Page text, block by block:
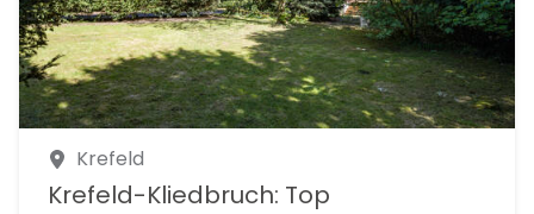
Referenzobjekte
Krefeld
Krefeld-Kliedbruch: Top